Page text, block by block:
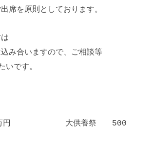
席を原則としております。
み合いますので、ご相談等
です。
円 大供養祭 500